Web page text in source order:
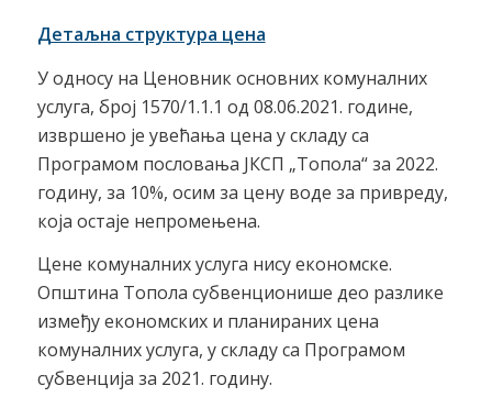
Детаљна структура цена
У односу на Ценовник основних комуналних
услуга, број 1570/1.1.1 од 08.06.2021. године,
извршено је увећања цена у складу са
Програмом пословања ЈКСП „Топола“ за 2022.
годину, за 10%, осим за цену воде за привреду,
која остаје непромењена.
Цене комуналних услуга нису економске.
Општина Топола субвенционише део разлике
између економских и планираних цена
комуналних услуга, у складу са Програмом
субвенција за 2021. годину.